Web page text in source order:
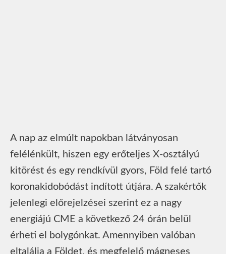
A nap az elmúlt napokban látványosan
felélénkült, hiszen egy erőteljes X-osztályú
kitörést és egy rendkívül gyors, Föld felé tartó
koronakidobódást indított útjára. A szakértők
jelenlegi előrejelzései szerint ez a nagy
energiájú CME a következő 24 órán belül
érheti el bolygónkat. Amennyiben valóban
eltalálja a Földet, és megfelelő mágneses